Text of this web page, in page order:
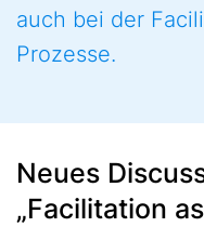
auch bei der
Prozesse.
Neues
„Facilitation